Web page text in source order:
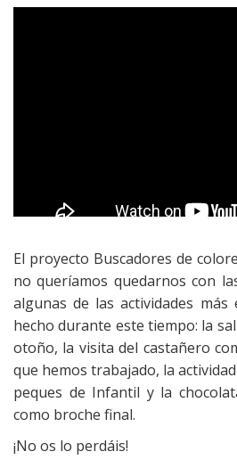
El proyecto Buscadores de
no queríamos quedarnos con
algunas de las actividades más
hecho durante este tiempo: la
otoño, la visita del castañero
que hemos trabajado, la
peques de Infantil y la
como broche final.
¡No os lo perdáis!